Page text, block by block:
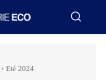
Eté 2024